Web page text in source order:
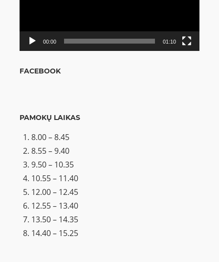
00:00 01:10
FACEBOOK
PAMOKŲ LAIKAS
8.00 – 8.45
8.55 – 9.40
9.50 – 10.35
10.55 – 11.40
12.00 – 12.45
12.55 – 13.40
13.50 – 14.35
14.40 – 15.25